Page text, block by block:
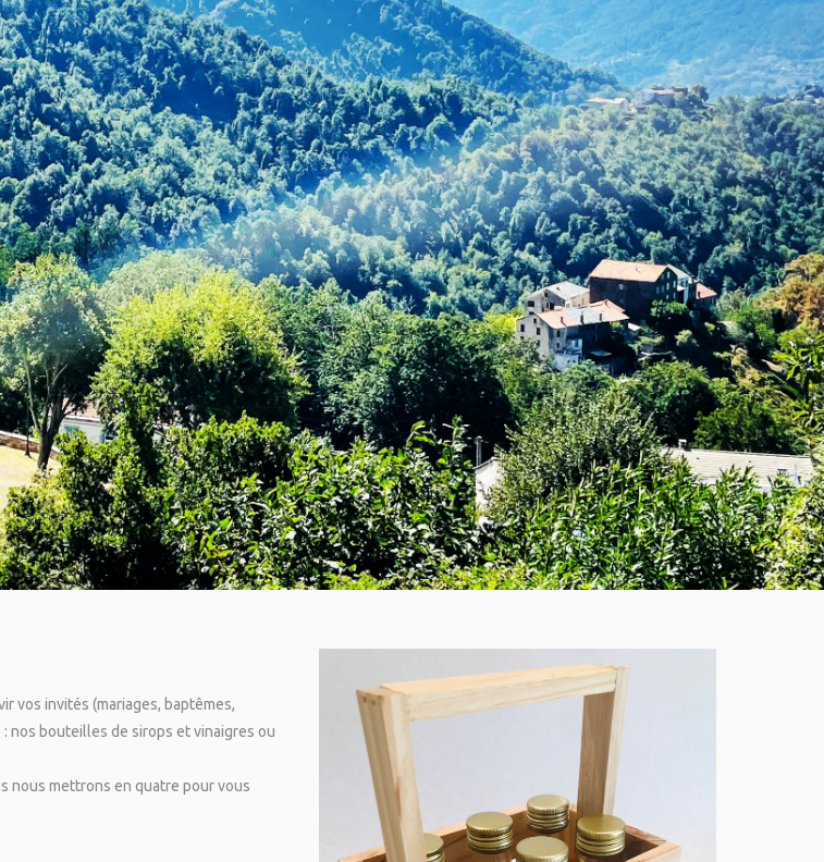
vos invités (mariages, baptêmes,
nos bouteilles de sirops et vinaigres ou
nous mettrons en quatre pour vous